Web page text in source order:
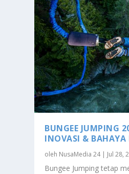
BUNGEE JUMPING
INOVASI &
oleh NusaMedia 24| Jul 28,
Bungee Jumping tetap